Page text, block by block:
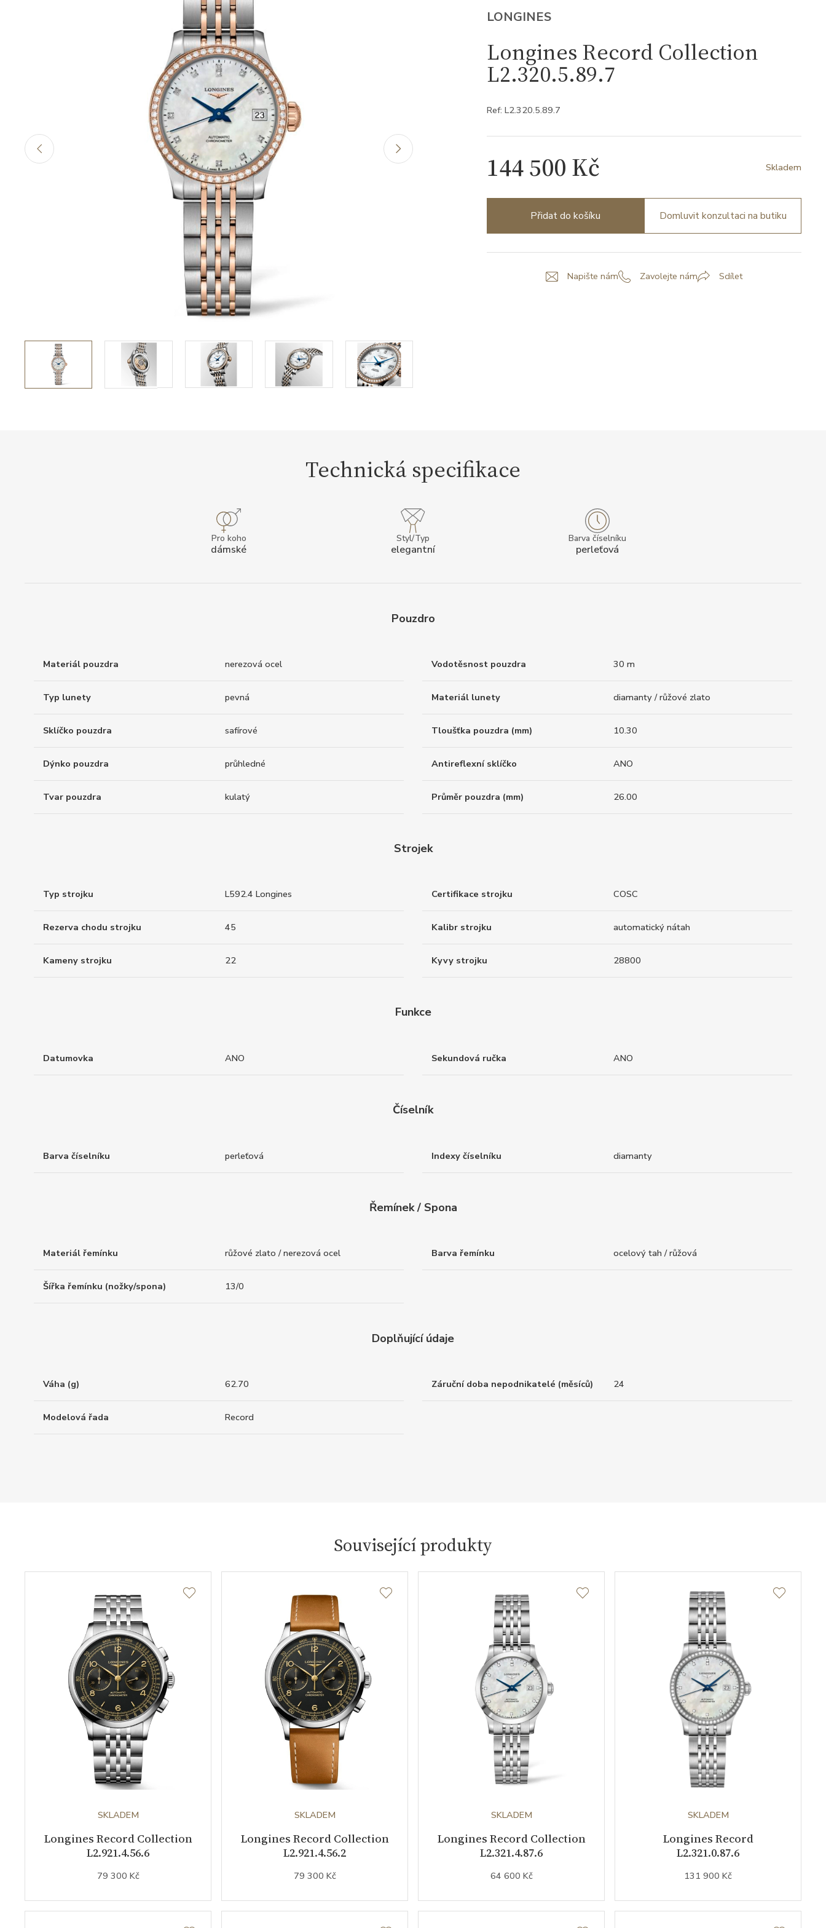
LONGINES
Longines Record Collection
L2.320.5.89.7
Ref: L2.320.5.89.7
144 500 Kč Skladem
Přidat do košíku Domluvit konzultaci na butiku
Napište nám Zavolejte nám Sdílet
Technická specifikace
Pro koho
dámské
Styl/Typ
elegantní
Barva číselníku
perleťová
Pouzdro
Materiál pouzdra nerezová ocel Vodotěsnost pouzdra 30 m
Typ lunety pevná Materiál lunety diamanty / růžové zlato
Sklíčko pouzdra safírové Tloušťka pouzdra (mm) 10.30
Dýnko pouzdra průhledné Antireflexní sklíčko ANO
Tvar pouzdra kulatý Průměr pouzdra (mm) 26.00
Strojek
Typ strojku L592.4 Longines Certifikace strojku COSC
Rezerva chodu strojku 45 Kalibr strojku automatický nátah
Kameny strojku 22 Kyvy strojku 28800
Funkce
Datumovka ANO Sekundová ručka ANO
Číselník
Barva číselníku perleťová Indexy číselníku diamanty
Řemínek / Spona
Materiál řemínku růžové zlato / nerezová ocel Barva řemínku ocelový tah / růžová
Šířka řemínku (nožky/spona) 13/0
Doplňující údaje
Váha (g) 62.70 Záruční doba nepodnikatelé (měsíců) 24
Modelová řada Record
Související produkty
SKLADEM
Longines Record Collection
L2.921.4.56.6
79 300 Kč
SKLADEM
Longines Record Collection
L2.921.4.56.2
79 300 Kč
SKLADEM
Longines Record Collection
L2.321.4.87.6
64 600 Kč
SKLADEM
Longines Record
L2.321.0.87.6
131 900 Kč